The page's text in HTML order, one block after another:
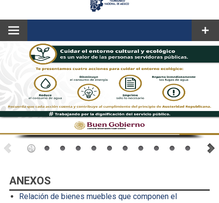
ANEXOS
Relación de bienes muebles que componen el